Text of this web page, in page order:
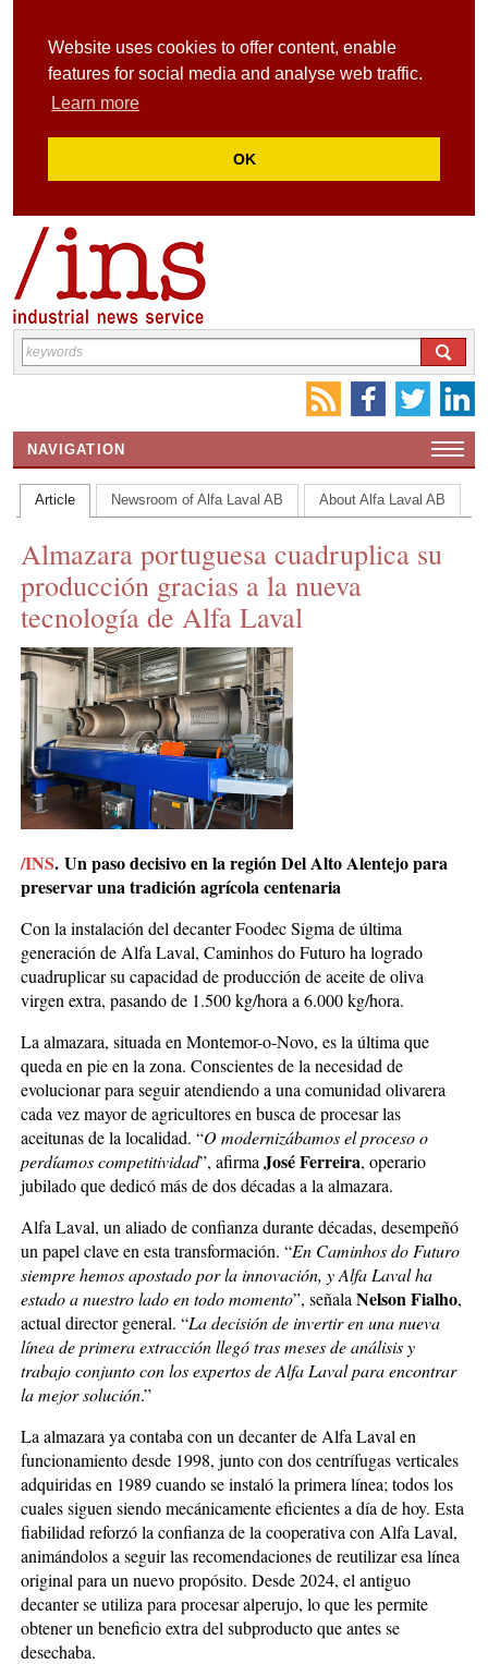
Website uses cookies to offer content, enable
features for social media and analyse web traffic.
Learn more
OK
NAVIGATION
HOME
CONTACT US
INS MAIN WEBSITE
ABOUT US
Article Newsroom of Alfa Laval AB About Alfa Laval AB
Almazara portuguesa cuadruplica su
producción gracias a la nueva
tecnología de Alfa Laval
/INS.Un paso decisivo en la región Del Alto Alentejo para
preservar una tradición agrícola centenaria
Con la instalación del decanter Foodec Sigma de última
generación de Alfa Laval, Caminhos do Futuro ha logrado
cuadruplicar su capacidad de producción de aceite de oliva
virgen extra, pasando de 1.500 kg/hora a 6.000 kg/hora.
La almazara, situada en Montemor-o-Novo, es la última que
queda en pie en la zona. Conscientes de la necesidad de
evolucionar para seguir atendiendo a una comunidad olivarera
cada vez mayor de agricultores en busca de procesar las
aceitunas de la localidad. “O modernizábamos el proceso o
perdíamos competitividad”, afirmaJosé Ferreira, operario
jubilado que dedicó más de dos décadas a la almazara.
Alfa Laval, un aliado de confianza durante décadas, desempeñó
un papel clave en esta transformación. “En Caminhos do Futuro
siempre hemos apostado por la innovación, y Alfa Laval ha
estado a nuestro lado en todo momento”, señalaNelson Fialho,
actual director general. “La decisión de invertir en una nueva
línea de primera extracción llegó tras meses de análisis y
trabajo conjunto con los expertos de Alfa Laval para encontrar
la mejor solución.”
La almazara ya contaba con un decanter de Alfa Laval en
funcionamiento desde 1998, junto con dos centrífugas verticales
adquiridas en 1989 cuando se instaló la primera línea; todos los
cuales siguen siendo mecánicamente eficientes a día de hoy. Esta
fiabilidad reforzó la confianza de la cooperativa con Alfa Laval,
animándolos a seguir las recomendaciones de reutilizar esa línea
original para un nuevo propósito. Desde 2024, el antiguo
decanter se utiliza para procesar alperujo, lo que les permite
obtener un beneficio extra del subproducto que antes se
desechaba.